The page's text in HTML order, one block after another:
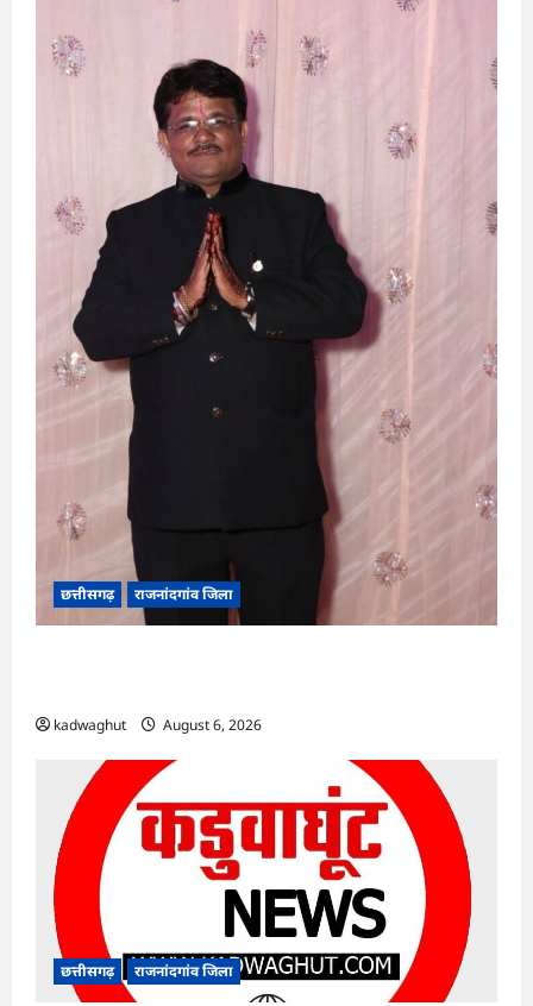
छत्तीसगढ़ राजनांदगांव जिला
kadwaghut August 6, 2026
छत्तीसगढ़ राजनांदगांव जिला